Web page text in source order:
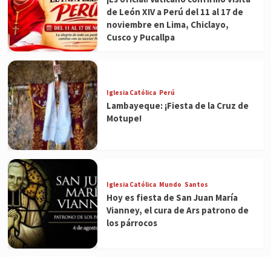
de León XIV a Perú del 11 al 17 de
noviembre en Lima, Chiclayo,
Cusco y Pucallpa
Iglesia Católica Perú
Lambayeque: ¡Fiesta de la Cruz de
Motupe!
Iglesia Católica Mundo Santos
Hoy es fiesta de San Juan María
Vianney, el cura de Ars patrono de
los párrocos